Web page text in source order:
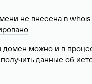
не внесена в
.
домен можно и в
данные об